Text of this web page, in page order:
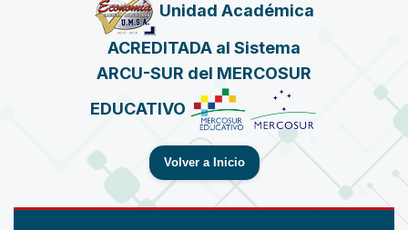
Unidad Académica
ACREDITADA al Sistema
ARCU-SUR del MERCOSUR
EDUCATIVO
Volver a Inicio